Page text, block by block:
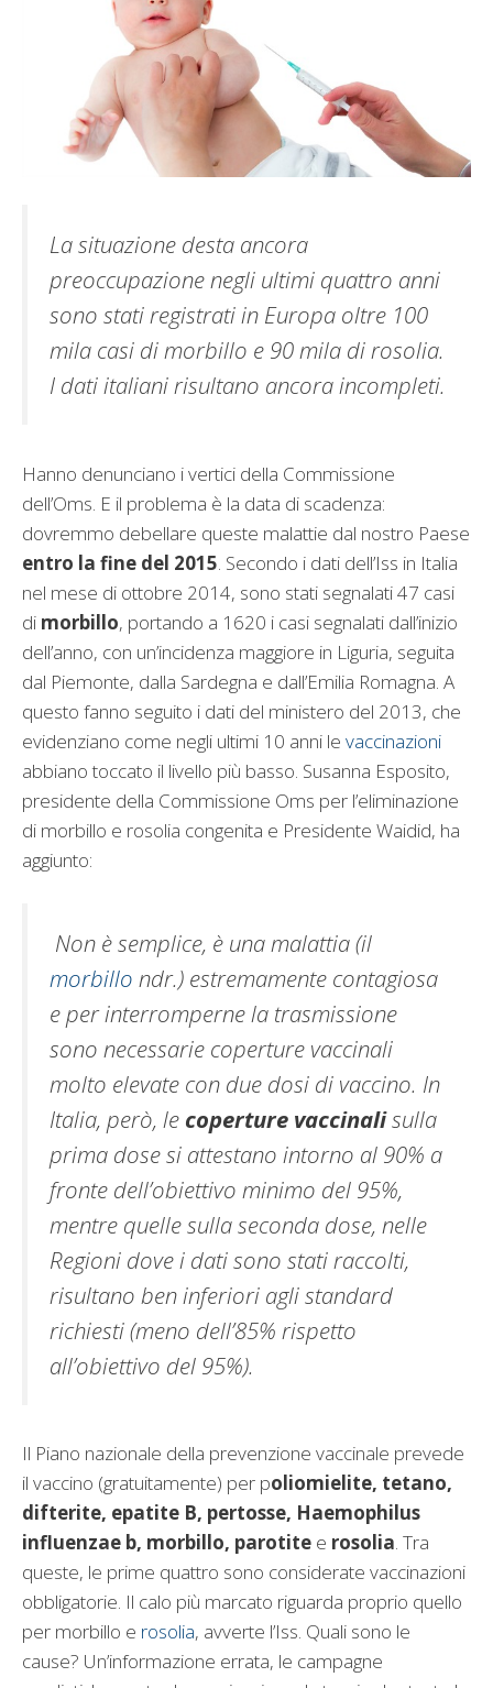
La situazione desta ancora
preoccupazione negli ultimi quattro anni
sono stati registrati in Europa oltre 100
mila casi di morbillo e 90 mila di rosolia.
I dati italiani risultano ancora incompleti.
Hanno denunciano i vertici della Commissione
dell’Oms. E il problema è la data di scadenza:
dovremmo debellare queste malattie dal nostro Paese
entro la fine del 2015. Secondo i dati dell’Iss in Italia
nel mese di ottobre 2014, sono stati segnalati 47 casi
di morbillo, portando a 1620 i casi segnalati dall’inizio
dell’anno, con un’incidenza maggiore in Liguria, seguita
dal Piemonte, dalla Sardegna e dall’Emilia Romagna. A
questo fanno seguito i dati del ministero del 2013, che
evidenziano come negli ultimi 10 anni le vaccinazioni
abbiano toccato il livello più basso. Susanna Esposito,
presidente della Commissione Oms per l’eliminazione
di morbillo e rosolia congenita e Presidente Waidid, ha
aggiunto:
Non è semplice, è una malattia (il
morbillo ndr.) estremamente contagiosa
e per interromperne la trasmissione
sono necessarie coperture vaccinali
molto elevate con due dosi di vaccino. In
Italia, però, le coperture vaccinalisulla
prima dose si attestano intorno al 90% a
fronte dell’obiettivo minimo del 95%,
mentre quelle sulla seconda dose, nelle
Regioni dove i dati sono stati raccolti,
risultano ben inferiori agli standard
richiesti (meno dell’85% rispetto
all’obiettivo del 95%).
Il Piano nazionale della prevenzione vaccinale prevede
il vaccino (gratuitamente) per poliomielite, tetano,
difterite, epatite B, pertosse, Haemophilus
influenzae b, morbillo, parotite e rosolia. Tra
queste, le prime quattro sono considerate vaccinazioni
obbligatorie. Il calo più marcato riguarda proprio quello
per morbillo e rosolia, avverte l’Iss. Quali sono le
cause? Un’informazione errata, le campagne